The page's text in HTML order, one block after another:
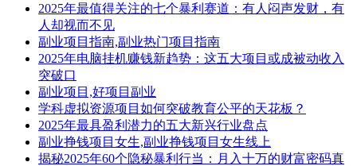
2025年最值得关注的七个暴利赛道：有人闷声发财，有
人却视而不见
副业项目指南,副业热门项目指南
2025年电脑挂机赚钱新趋势：这五大项目或成被动收入
突破口
副业项目,好项目副业
学科虚拟资源项目如何突破教育公平的天花板？
2025年最具盈利潜力的五大新兴行业盘点
副业挣钱项目女生,副业挣钱项目女生线上
揭秘2025年60个隐秘暴利行当：月入十万的财富密码真